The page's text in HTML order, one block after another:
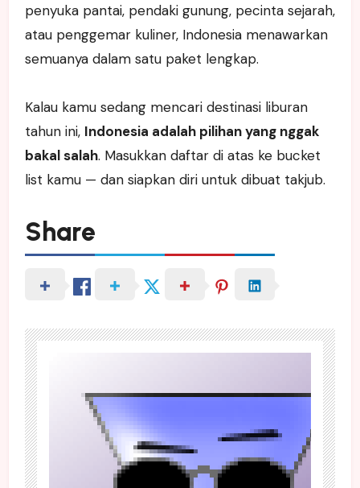
penyuka pantai, pendaki gunung, pecinta sejarah,
atau penggemar kuliner, Indonesia menawarkan
semuanya dalam satu paket lengkap.
Kalau kamu sedang mencari destinasi liburan
tahun ini, Indonesia adalah pilihan yang nggak
bakal salah. Masukkan daftar di atas ke bucket
list kamu — dan siapkan diri untuk dibuat takjub.
Share